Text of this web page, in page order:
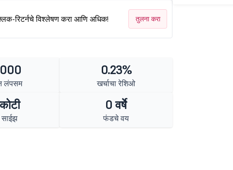
रिटर्नचे विश्लेषण करा आणि अधिक! तुलना करा
लंपसम
0.23%
खर्चाचा रेशिओ
0 वर्षे
फंडचे वय